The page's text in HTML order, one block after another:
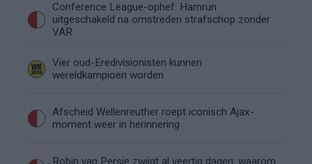
Conference League-ophef: Hamrun
uitgeschakeld na omstreden strafschop zonder
VAR
Vier oud-Eredivisionisten kunnen
wereldkampioen worden
Afscheid Wellenreuther roept iconisch Ajax-
moment weer in herinnering
Robin van Persie zwijgt al veertig dagen: waarom